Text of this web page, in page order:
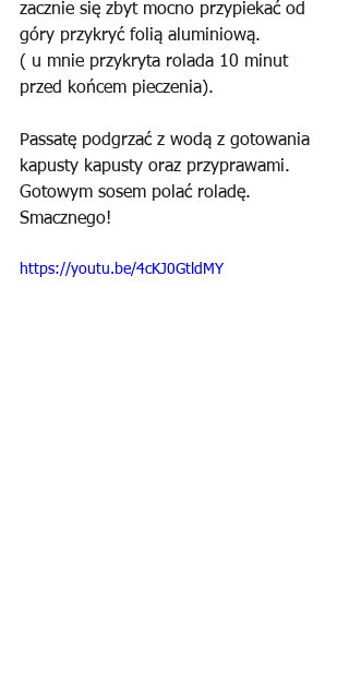
zacznie się zbyt mocno przypiekać od
góry przykryć folią aluminiową.
( u mnie przykryta rolada 10 minut
przed końcem pieczenia).
Passatę podgrzać z wodą z gotowania
kapusty kapusty oraz przyprawami.
Gotowym sosem polać roladę.
Smacznego!
https://youtu.be/4cKJ0GtldMY